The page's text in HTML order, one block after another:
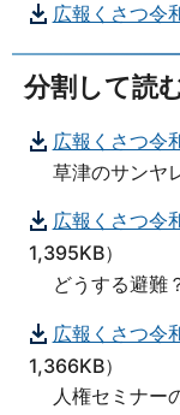
広報くさつ令
分割して読
広報くさつ
草津のサンヤ
広報くさつ
1,395KB）
どうする避難
広報くさつ
1,366KB）
人権セミナー